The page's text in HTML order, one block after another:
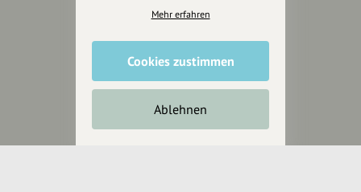
Inhalte vorschlagen
Jetzt unterstützen
Mehr erfahren
Cookies zustimmen
Ablehnen